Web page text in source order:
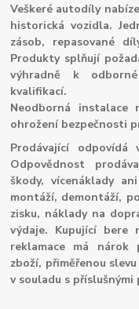
Veškeré autodíly
historická vozidla.
zásob, repasované
Produkty splňují
výhradně k
kvalifikací.
Neodborná instalace
ohrožení bezpečnosti
Prodávající odpovídá
Odpovědnost
škody, vícenáklady
montáží, demontáží,
zisku, náklady na
výdaje. Kupující bere
reklamace má nárok
zboží, přiměřenou
v souladu s příslušnými